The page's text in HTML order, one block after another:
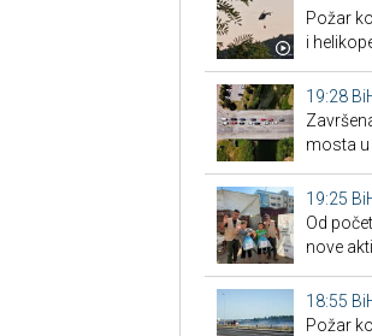
Požar
i
19:28
mosta u
19:25
Od
nove
18:55
Požar